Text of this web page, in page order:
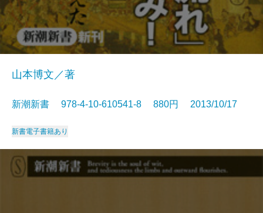
山本博文／著
新潮新書 978-4-10-610541-8 880円 2013/10/17
新書電子書籍あり